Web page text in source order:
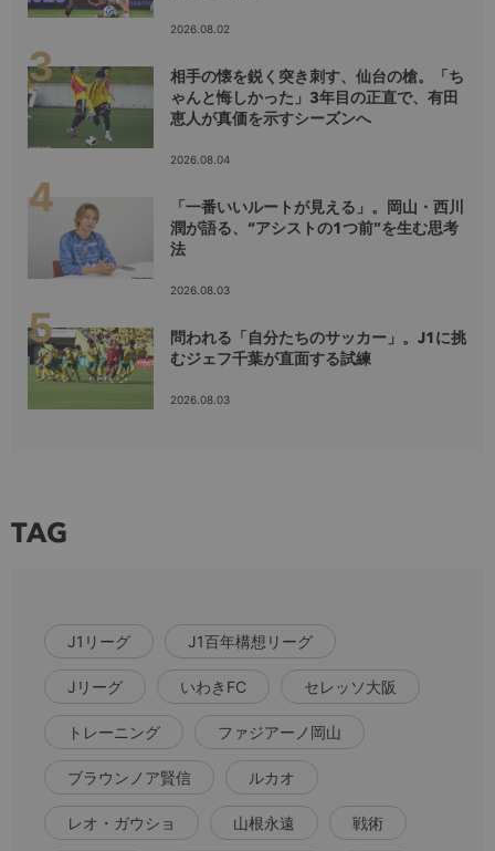
2026.08.02
相手の懐を鋭く突き刺す、仙台の槍。「ち
ゃんと悔しかった」3年目の正直で、有田
恵人が真価を示すシーズンへ
2026.08.04
「一番いいルートが見える」。岡山・西川
潤が語る、“アシストの1つ前”を生む思考
法
2026.08.03
問われる「自分たちのサッカー」。J1に挑
むジェフ千葉が直面する試練
2026.08.03
TAG
J1リーグ J1百年構想リーグ
Jリーグ いわきFC セレッソ大阪
トレーニング ファジアーノ岡山
ブラウンノア賢信 ルカオ
レオ・ガウショ 山根永遠 戦術